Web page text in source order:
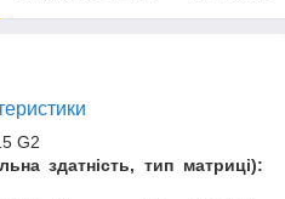
G2
здатність, тип матриці):